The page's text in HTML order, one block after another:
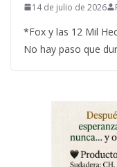
14 de julio de 2026
*Fox y las 12 Mil
No hay paso que